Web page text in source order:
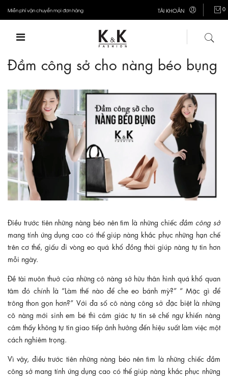
Miễn phí vận chuyển mọi đơn hàng TÀI KHOẢN 0
Đầm công sở cho nàng béo bụng
Điều trước tiên những nàng béo nên tìm là những chiếc đầm công sở
mang tính ứng dụng cao có thể giúp nàng khắc phục những hạn chế
trên cơ thể, giấu đi vòng eo quá khổ đồng thời giúp nàng tự tin hơn
mỗi ngày.
Đề tài muôn thuở của những cô nàng sở hữu thân hình quá khổ quan
tâm đó chính là “Làm thế nào để che eo bánh mỳ?” “ Mặc gì để
trông thon gọn hơn?” Với đa số cô nàng công sở đặc biệt là những
cô nàng mới sinh em bé thì cảm giác tự tin sẽ chế ngự khiến nàng
cảm thấy không tự tin giao tiếp ảnh hưởng đến hiệu suất làm việc một
cách nghiêm trọng.
Vì vậy, điều trước tiên những nàng béo nên tìm là những chiếc đầm
công sở mang tính ứng dụng cao có thể giúp nàng khắc phục những